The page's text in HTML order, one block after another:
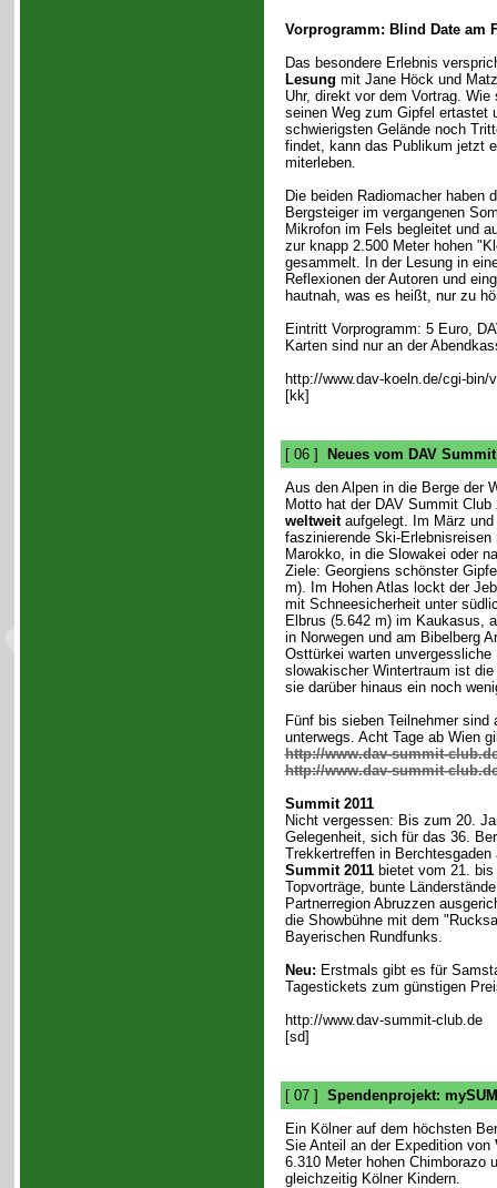
Vorprogramm: Blind Date am
Das besondere Erlebnis
Lesung mit Jane Höck und
Uhr, direkt vor dem Vortrag. Wie
seinen Weg zum Gipfel ertastet
schwierigsten Gelände noch
findet, kann das Publikum jetzt
miterleben.
Die beiden Radiomacher haben
Bergsteiger im vergangenen
Mikrofon im Fels begleitet und
zur knapp 2.500 Meter hohen
gesammelt. In der Lesung in
Reflexionen der Autoren und
hautnah, was es heißt, nur zu
Eintritt Vorprogramm: 5 Euro,
Karten sind nur an der
http://www.dav-koeln.de/cgi-bin/
[kk]
[ 06 ]
Neues vom DAV
Aus den Alpen in die Berge der
Motto hat der DAV Summit Club
weltweitaufgelegt. Im März und
faszinierende Ski-Erlebnisreisen
Marokko, in die Slowakei oder
Ziele: Georgiens schönster
m). Im Hohen Atlas lockt der
mit Schneesicherheit unter
Elbrus (5.642 m) im Kaukasus,
in Norwegen und am Bibelberg
Osttürkei warten unvergessliche
slowakischer Wintertraum ist
sie darüber hinaus ein noch
Fünf bis sieben Teilnehmer
unterwegs. Acht Tage ab Wien
http://www.dav-summit-
http://www.dav-summit-
Summit 2011
Nicht vergessen: Bis zum 20.
Gelegenheit, sich für das 36.
Trekkertreffen in Berchtesgaden
Summit 2011bietet vom 21. bis
Topvorträge, bunte
Partnerregion Abruzzen
die Showbühne mit dem
Bayerischen Rundfunks.
Neu: Erstmals gibt es für
Tagestickets zum günstigen
http://www.dav-summit-club.de
[sd]
[ 07 ] Spendenprojekt:
Ein Kölner auf dem höchsten
Sie Anteil an der Expedition von
6.310 Meter hohen Chimborazo
gleichzeitig Kölner Kindern.